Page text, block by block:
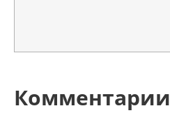
Комментарии